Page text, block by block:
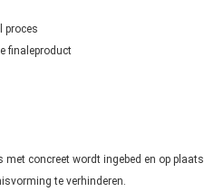
proces
finaleproduct
met concreet wordt ingebed en op
te verhinderen.